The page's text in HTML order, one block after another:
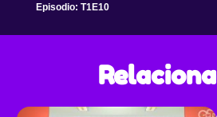
Episodio: T1E10